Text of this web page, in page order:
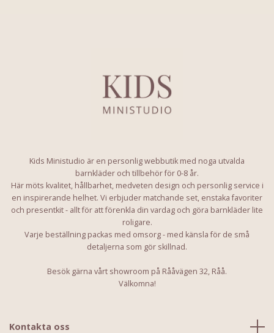
Kids Ministudio är en personlig webbutik med noga utvalda
barnkläder och tillbehör för 0-8 år.
Här möts kvalitet, hållbarhet, medveten design och personlig service i
en inspirerande helhet. Vi erbjuder matchande set, enstaka favoriter
och presentkit - allt för att förenkla din vardag och göra barnkläder lite
roligare.
Varje beställning packas med omsorg - med känsla för de små
detaljerna som gör skillnad.
Besök gärna vårt showroom på Rååvägen 32, Råå.
Välkomna!
Kontakta oss